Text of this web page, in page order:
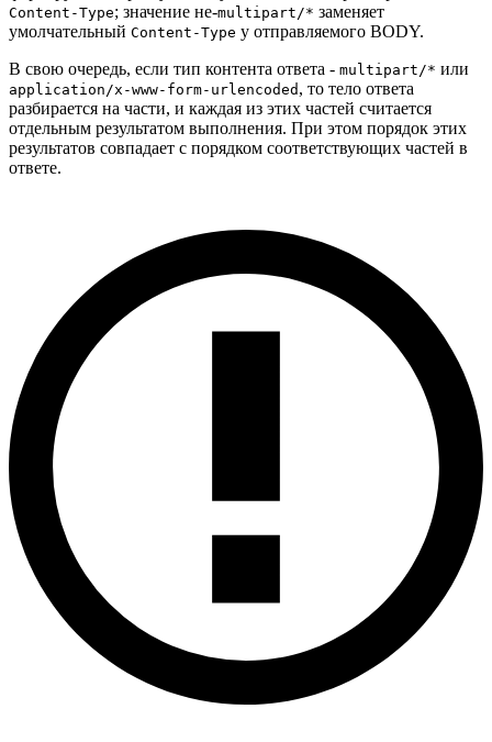
Content-Type; значение не-multipart/* заменяет
умолчательный Content-Type у отправляемого BODY.
В свою очередь, если тип контента ответа - multipart/* или
application/x-www-form-urlencoded , то тело ответа
разбирается на части, и каждая из этих частей считается
отдельным результатом выполнения. При этом порядок этих
результатов совпадает с порядком соответствующих частей в
ответе.